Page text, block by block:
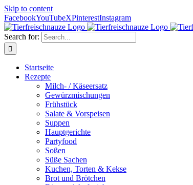
Skip to content
FacebookYouTubeXPinterestInstagram
Search for:
Startseite
Rezepte
Milch- / Käseersatz
Gewürzmischungen
Frühstück
Salate & Vorspeisen
Suppen
Hauptgerichte
Partyfood
Soßen
Süße Sachen
Kuchen, Torten & Kekse
Brot und Brötchen